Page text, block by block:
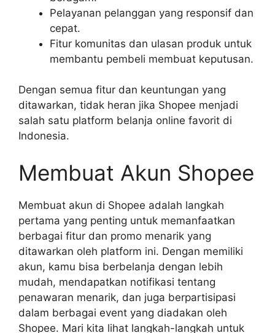
Pelayanan pelanggan yang responsif dan
cepat.
Fitur komunitas dan ulasan produk untuk
membantu pembeli membuat keputusan.
Dengan semua fitur dan keuntungan yang
ditawarkan, tidak heran jika Shopee menjadi
salah satu platform belanja online favorit di
Indonesia.
Membuat Akun Shopee
Membuat akun di Shopee adalah langkah
pertama yang penting untuk memanfaatkan
berbagai fitur dan promo menarik yang
ditawarkan oleh platform ini. Dengan memiliki
akun, kamu bisa berbelanja dengan lebih
mudah, mendapatkan notifikasi tentang
penawaran menarik, dan juga berpartisipasi
dalam berbagai event yang diadakan oleh
Shopee. Mari kita lihat langkah-langkah untuk